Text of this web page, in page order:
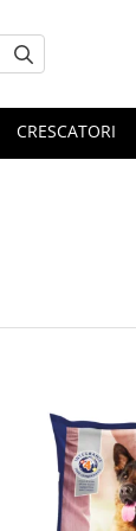
CRESCATORI